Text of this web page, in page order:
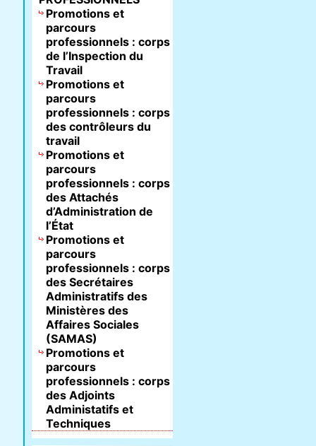
Promotions et
parcours
professionnels : corps
de l’Inspection du
Travail
Promotions et
parcours
professionnels : corps
des contrôleurs du
travail
Promotions et
parcours
professionnels : corps
des Attachés
d’Administration de
l’État
Promotions et
parcours
professionnels : corps
des Secrétaires
Administratifs des
Ministères des
Affaires Sociales
(SAMAS)
Promotions et
parcours
professionnels : corps
des Adjoints
Administatifs et
Techniques